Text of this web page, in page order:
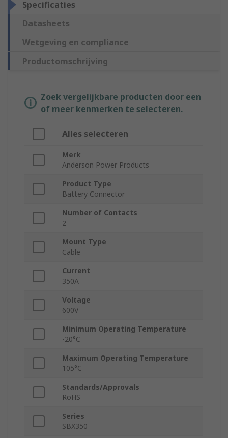
Specificaties
Datasheets
Wetgeving en compliance
Productomschrijving
Zoek vergelijkbare producten door een
of meer kenmerken te selecteren.
Alles selecteren
Merk
Anderson Power Products
Product Type
Battery Connector
Number of Contacts
2
Mount Type
Cable
Current
350A
Voltage
600V
Minimum Operating Temperature
-20°C
Maximum Operating Temperature
105°C
Standards/Approvals
RoHS
Series
SBX350